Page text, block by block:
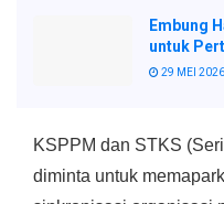
Embung
untuk
29 MEI 2026
KSPPM dan STKS
diminta untuk